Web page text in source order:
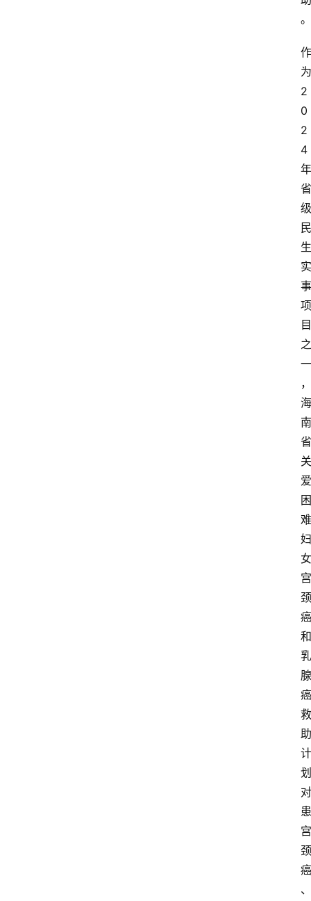
。
作
为
2
0
2
4
年
省
级
民
生
实
事
项
目
之
一
，
海
南
省
关
爱
困
难
妇
女
宫
颈
癌
和
乳
腺
癌
救
助
计
划
对
患
宫
颈
癌
、